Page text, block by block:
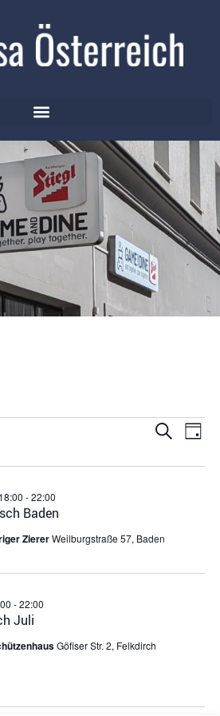
Suche
SucheTag
Baden
-22:00
ZiererWeilburgstraße 57, Baden
Juli
-22:00
Göfiser Str. 2, Felkdirch